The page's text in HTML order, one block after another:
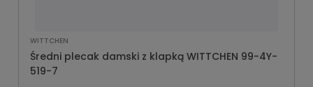
WITTCHEN
Średni plecak damski z klapką WITTCHEN 99-4Y-
519-7